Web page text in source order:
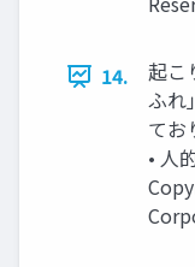
14.
起こ
ふれ
てお
• 人